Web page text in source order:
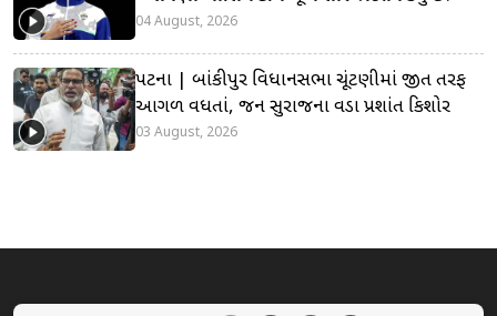
04 August, 2026
પટના | બાંકીપુર વિધાનસભા ચૂંટણીમાં જીત તરફ
આગળ વધતાં, જન સુરાજના વડા પ્રશાંત કિશોર
03 August, 2026